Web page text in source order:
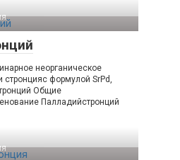
неорганическое
формулой SrPd,
Общие
Палладийстронций